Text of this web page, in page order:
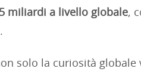
miliardi a livello globale,
solo la curiosità globale